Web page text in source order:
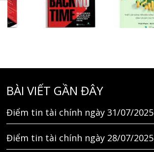
BÀI VIẾT GẦN ĐÂY
Điểm tin tài chính ngày 31/07/2025
Điểm tin tài chính ngày 28/07/2025